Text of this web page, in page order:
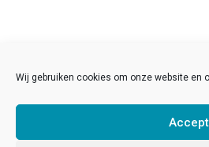
Wij gebruiken cookies om onze website en